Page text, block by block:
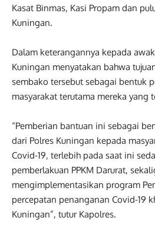
Kasat Binmas, Kasi Propam dan
Kuningan.
Dalam keterangannya kepada
Kuningan menyatakan bahwa
sembako tersebut sebagai bentuk
masyarakat terutama mereka yang
“Pemberian bantuan ini sebagai
dari Polres Kuningan kepada
Covid-19, terlebih pada saat ini
pemberlakuan PPKM Darurat,
mengimplementasikan program
percepatan penanganan Covid-19
Kuningan”, tutur Kapolres.